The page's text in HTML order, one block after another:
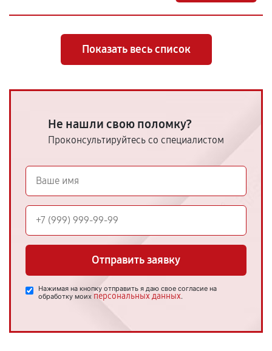
Показать весь список
Не нашли свою поломку?
Проконсультируйтесь со специалистом
Отправить заявку
Нажимая на кнопку отправить я даю свое согласие на
обработку моих персональных данных.